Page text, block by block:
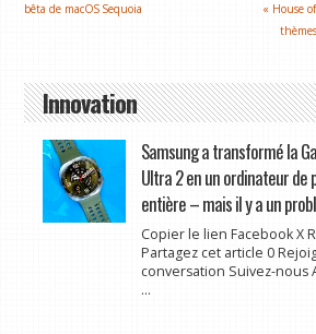
bêta de macOS Sequoia
« House
Innovation
Samsung a transformé la
Ultra 2 en un ordinateur de
entière – mais il y a un
Copier le lien Facebook X
Partagez cet article 0
conversation Suivez-nous
...